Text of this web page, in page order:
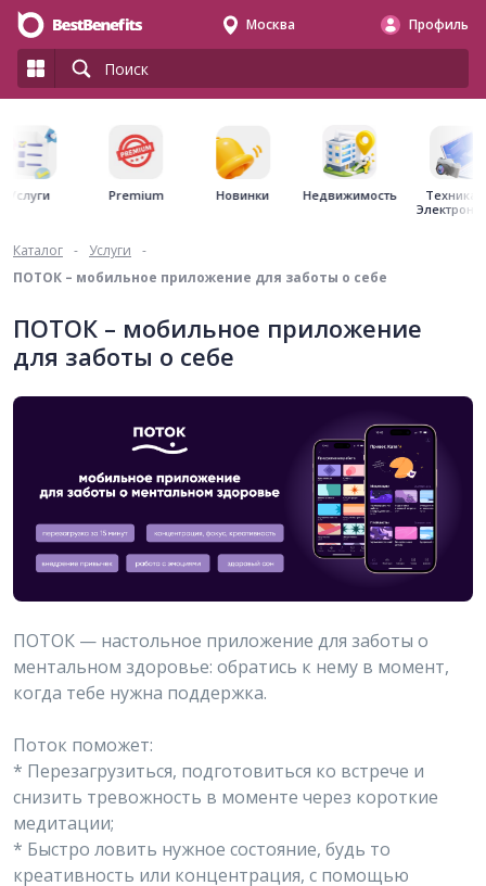
Москва Профиль
Услуги Premium Новинки Недвижимость
Техника
Каталог - Услуги
-
ПОТОК – мобильное приложение для заботы о себе
ПОТОК – мобильное приложение
для заботы о себе
ПОТОК — настольное приложение для заботы о
ментальном здоровье: обратись к нему в момент,
когда тебе нужна поддержка.
Поток поможет:
* Перезагрузиться, подготовиться ко встрече и
снизить тревожность в моменте через короткие
медитации;
* Быстро ловить нужное состояние, будь то
креативность или концентрация, с помощью